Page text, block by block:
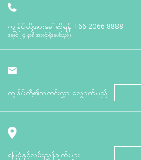
ကျွန်ုပ်တို့အားခေါ်ဆိုရန် +66 2066 8888
နေ့စဉ် ၂၄ နာရီ အသင့်ရှိနေပါသည်။
ကျွန်ုပ်တို့၏သတင်းလွှာ လျှောက်မည်
မြေပုံနှင့်လမ်းညွှန်ချက်များ